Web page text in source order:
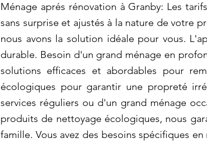
Ménage aprés rénovation à Granby: Les
sans surprise et ajustés à la nature de votre
nous avons la solution idéale pour vous.
durable. Besoin d'un grand ménage en
solutions efficaces et abordables pour
écologiques pour garantir une propreté
services réguliers ou d'un grand ménage
produits de nettoyage écologiques, nous
famille. Vous avez des besoins spécifiques